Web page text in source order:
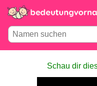
Schau dir